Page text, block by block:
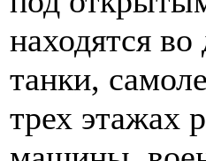
находятся
танки,
трех этажах